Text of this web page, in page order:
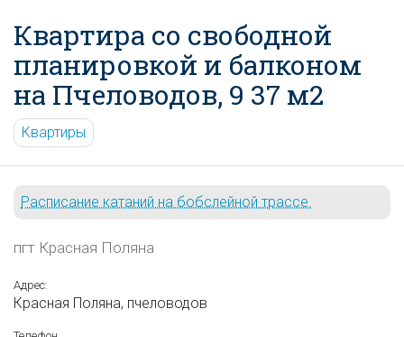
Квартира со свободной
планировкой и балконом
на Пчеловодов, 9 37 м2
Квартиры
Расписание катаний на бобслейной трассе.
пгт Красная Поляна
Адрес:
Красная Поляна, пчеловодов